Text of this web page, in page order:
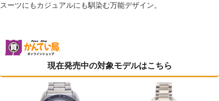
スーツにもカジュアルにも馴染む万能デザイン。
現在発売中の対象モデルはこちら